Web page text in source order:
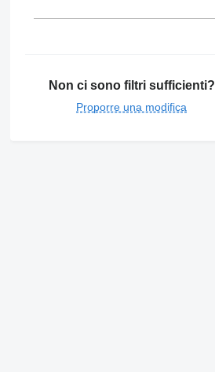
Non ci sono filtri sufficienti?
Proporre una modifica